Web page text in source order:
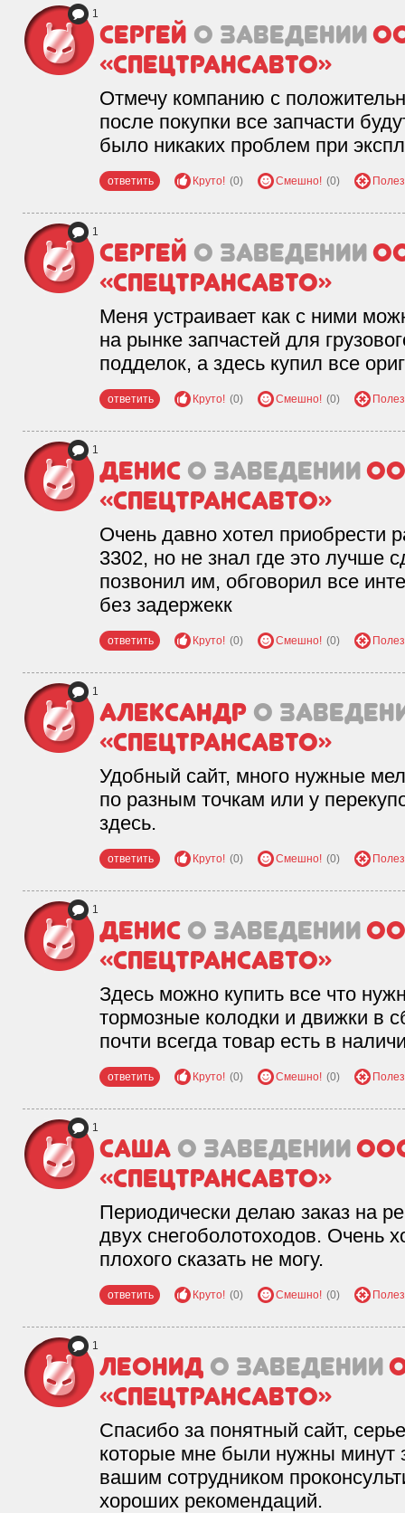
1
Сергей о заведении
«Спецтрансавто»
Отмечу компанию с
после покупки все запчасти
было никаких проблем при
ответить Круто! (0) Смешно! (0)
1
Сергей о заведении
«Спецтрансавто»
Меня устраивает как с ними
на рынке запчастей для
подделок, а здесь купил все
ответить Круто! (0) Смешно! (0)
1
Денис о заведении
«Спецтрансавто»
Очень давно хотел приобрести
3302, но не знал где это лучше
позвонил им, обговорил все
без задержекк
ответить Круто! (0) Смешно! (0)
1
Александр о
«Спецтрансавто»
Удобный сайт, много нужные
по разным точкам или у
здесь.
ответить Круто! (0) Смешно! (0)
1
Денис о заведении
«Спецтрансавто»
Здесь можно купить все что
тормозные колодки и движки в
почти всегда товар есть в
ответить Круто! (0) Смешно! (0)
1
Саша о заведении
«Спецтрансавто»
Периодически делаю заказ на
двух снегоболотоходов. Очень
плохого сказать не могу.
ответить Круто! (0) Смешно! (0)
1
Леонид о заведении
«Спецтрансавто»
Спасибо за понятный сайт,
которые мне были нужны минут
вашим сотрудником
хороших рекомендаций.